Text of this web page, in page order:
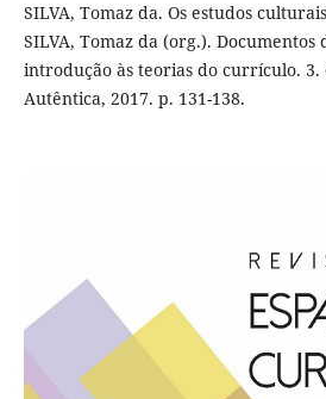
SILVA, Tomaz da. Os estudos
SILVA, Tomaz da (org.).
introdução às teorias do currículo. 3.
Autêntica, 2017. p. 131-138.